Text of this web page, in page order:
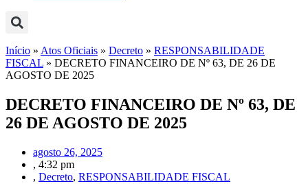
Início » Atos Oficiais » Decreto » RESPONSABILIDADE
FISCAL » DECRETO FINANCEIRO DE Nº 63, DE 26 DE
AGOSTO DE 2025
DECRETO FINANCEIRO DE Nº 63, DE
26 DE AGOSTO DE 2025
agosto 26, 2025
, 4:32 pm
, Decreto, RESPONSABILIDADE FISCAL